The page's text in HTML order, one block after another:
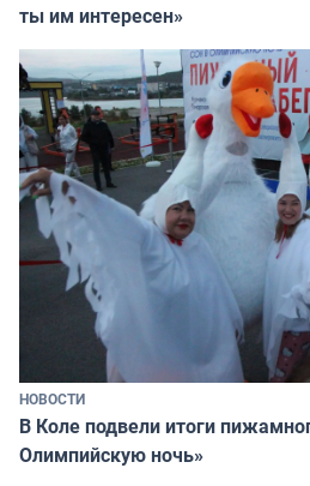
ты им интересен»
НОВОСТИ
В Коле подвели итоги
Олимпийскую ночь»